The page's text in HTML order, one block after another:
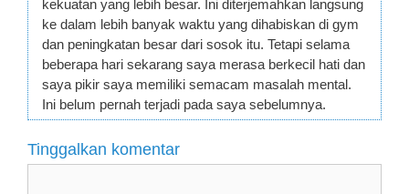
kekuatan yang lebih besar. Ini diterjemahkan langsung
ke dalam lebih banyak waktu yang dihabiskan di gym
dan peningkatan besar dari sosok itu. Tetapi selama
beberapa hari sekarang saya merasa berkecil hati dan
saya pikir saya memiliki semacam masalah mental.
Ini belum pernah terjadi pada saya sebelumnya.
Tinggalkan komentar